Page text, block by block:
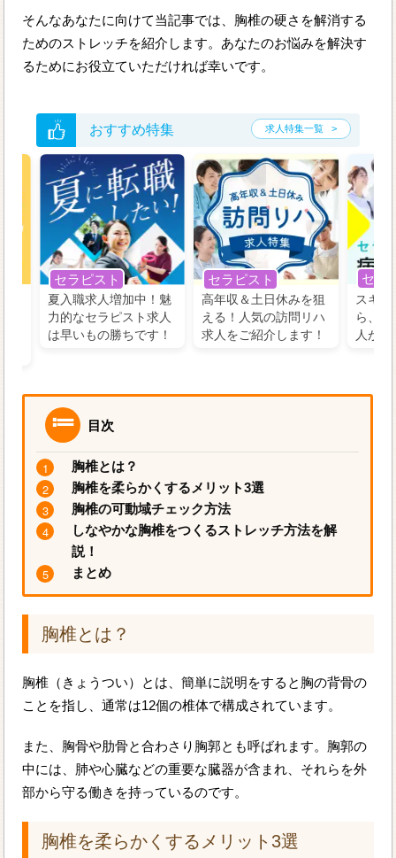
そんなあなたに向けて当記事では、胸椎の硬さを解消する
ためのストレッチを紹介します。あなたのお悩みを解決す
るためにお役立ていただければ幸いです。
おすすめ特集 求人特集一覧
セラピスト
夏入職求人増加中！魅
力的なセラピスト求人
は早いもの勝ちです！
セラピスト
高年収＆土日休みを狙
える！人気の訪問リハ
求人をご紹介します！
セラ
スキル
ら、
人が
目次
胸椎とは？
胸椎を柔らかくするメリット3選
胸椎の可動域チェック方法
しなやかな胸椎をつくるストレッチ方法を解
説！
まとめ
胸椎とは？
胸椎（きょうつい）とは、簡単に説明をすると胸の背骨の
ことを指し、通常は12個の椎体で構成されています。
また、胸骨や肋骨と合わさり胸郭とも呼ばれます。胸郭の
中には、肺や心臓などの重要な臓器が含まれ、それらを外
部から守る働きを持っているのです。
胸椎を柔らかくするメリット3選